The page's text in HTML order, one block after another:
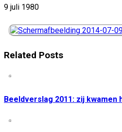
9 juli 1980
Related Posts
Beeldverslag 2011: zij